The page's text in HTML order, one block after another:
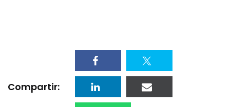
Compartir: